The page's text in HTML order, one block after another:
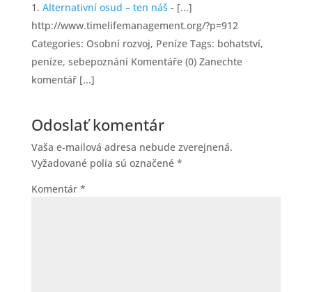
Alternativní osud – ten náš - [...]
http://www.timelifemanagement.org/?p=912
Categories: Osobní rozvoj, Peníze Tags: bohatství,
peníze, sebepoznání Komentáře (0) Zanechte
komentář [...]
Odoslať komentár
Vaša e-mailová adresa nebude zverejnená.
Vyžadované polia sú označené *
Komentár *